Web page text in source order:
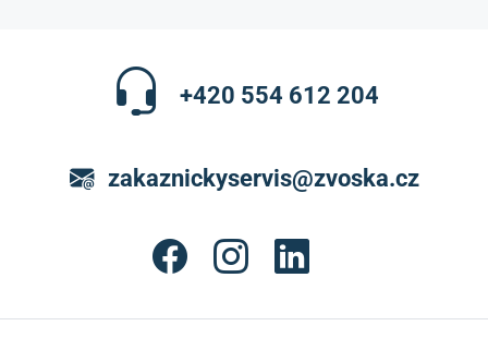
+420 554 612 204
zakaznickyservis@zvoska.cz